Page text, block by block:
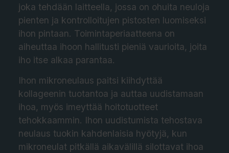
joka tehdään laitteella, jossa on ohuita neuloja
pienten ja kontrolloitujen pistosten luomiseksi
ihon pintaan. Toimintaperiaatteena on
aiheuttaa ihoon hallitusti pieniä vaurioita, joita
iho itse alkaa parantaa.
Ihon mikroneulaus paitsi kiihdyttää
kollageenin tuotantoa ja auttaa uudistamaan
ihoa, myös imeyttää hoitotuotteet
tehokkaammin. Ihon uudistumista tehostava
neulaus tuokin kahdenlaisia hyötyjä, kun
mikroneulat pitkällä aikavälillä silottavat ihoa